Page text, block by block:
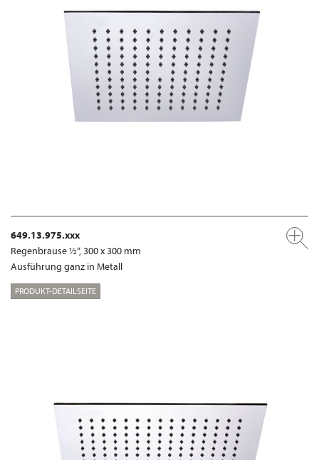
649.13.975.xxx
Regenbrause ½“, 300 x 300 mm
Ausführung ganz in Metall
PRODUKT-DETAILSEITE